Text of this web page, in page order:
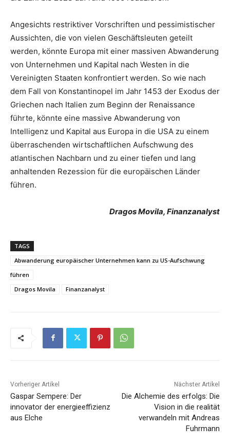
Angesichts restriktiver Vorschriften und pessimistischer
Aussichten, die von vielen Geschäftsleuten geteilt
werden, könnte Europa mit einer massiven Abwanderung
von Unternehmen und Kapital nach Westen in die
Vereinigten Staaten konfrontiert werden. So wie nach
dem Fall von Konstantinopel im Jahr 1453 der Exodus der
Griechen nach Italien zum Beginn der Renaissance
führte, könnte eine massive Abwanderung von
Intelligenz und Kapital aus Europa in die USA zu einem
überraschenden wirtschaftlichen Aufschwung des
atlantischen Nachbarn und zu einer tiefen und lang
anhaltenden Rezession für die europäischen Länder
führen.
Dragos Movila, Finanzanalyst
TAGS
Abwanderung europäischer Unternehmen kann zu US-Aufschwung
führen
Dragos Movila
Finanzanalyst
Vorheriger Artikel
Gaspar Sempere: Der
innovator der energieeffizienz
aus Elche
Nächster Artikel
Die Alchemie des erfolgs: Die
Vision in die realität
verwandeln mit Andreas
Fuhrmann